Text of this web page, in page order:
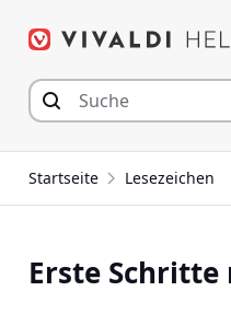
Inhalt
Startseite Lesezeichen
Erste